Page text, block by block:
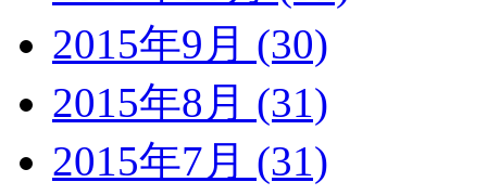
2015年9月 (30)
2015年8月 (31)
2015年7月 (31)